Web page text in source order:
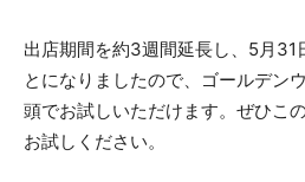
出店期間を約3週間延長し、5月31
とになりましたので、ゴールデン
頭でお試しいただけます。ぜひこ
お試しください。